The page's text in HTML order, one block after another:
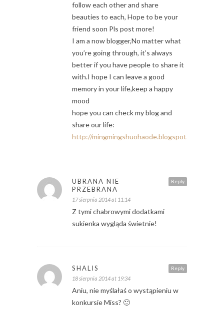
follow each other and share
beauties to each, Hope to be your
friend soon Pls post more!
I am a now blogger,No matter what
you’re going through, it’s always
better if you have people to share it
with.I hope I can leave a good
memory in your life,keep a happy
mood
hope you can check my blog and
share our life:
http://mingmingshuohaode.blogspot.com/
Reply
UBRANA NIE
PRZEBRANA
17 sierpnia 2014 at 11:14
Z tymi chabrowymi dodatkami
sukienka wygląda świetnie!
Reply
SHALIS
18 sierpnia 2014 at 19:34
Aniu, nie myślałaś o wystąpieniu w
konkursie Miss? 🙂